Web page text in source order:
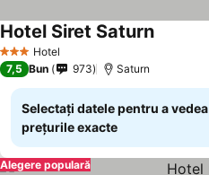
3 SteleHotel
Hotel Siret Saturn
7,5 Bun 973 Saturn
Selectați datele pentru a vedea
prețurile exacte
Alegere populară